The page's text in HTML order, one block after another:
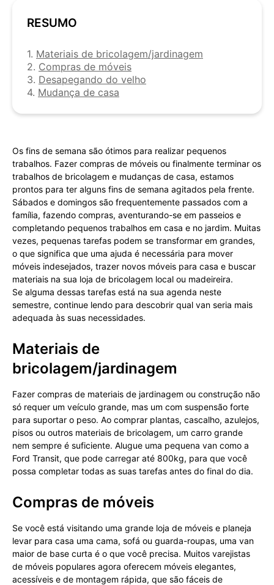
RESUMO
1. Materiais de bricolagem/jardinagem
2. Compras de móveis
3. Desapegando do velho
4. Mudança de casa
Os fins de semana são ótimos para realizar pequenos
trabalhos. Fazer compras de móveis ou finalmente terminar os
trabalhos de bricolagem e mudanças de casa, estamos
prontos para ter alguns fins de semana agitados pela frente.
Sábados e domingos são frequentemente passados com a
família, fazendo compras, aventurando-se em passeios e
completando pequenos trabalhos em casa e no jardim. Muitas
vezes, pequenas tarefas podem se transformar em grandes,
o que significa que uma ajuda é necessária para mover
móveis indesejados, trazer novos móveis para casa e buscar
materiais na sua loja de bricolagem local ou madeireira.
Se alguma dessas tarefas está na sua agenda neste
semestre, continue lendo para descobrir qual van seria mais
adequada às suas necessidades.
Materiais de
bricolagem/jardinagem
Fazer compras de materiais de jardinagem ou construção não
só requer um veículo grande, mas um com suspensão forte
para suportar o peso. Ao comprar plantas, cascalho, azulejos,
pisos ou outros materiais de bricolagem, um carro grande
nem sempre é suficiente. Alugue uma pequena van como a
Ford Transit, que pode carregar até 800kg, para que você
possa completar todas as suas tarefas antes do final do dia.
Compras de móveis
Se você está visitando uma grande loja de móveis e planeja
levar para casa uma cama, sofá ou guarda-roupas, uma van
maior de base curta é o que você precisa. Muitos varejistas
de móveis populares agora oferecem móveis elegantes,
acessíveis e de montagem rápida, que são fáceis de